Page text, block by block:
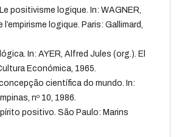
positivisme logique. In: WAGNER,
l’empirisme logique. Paris: Gallimard,
In: AYER, Alfred Jules (org.). El
Económica, 1965.
concepção científica do mundo. In:
nº 10, 1986.
positivo. São Paulo: Marins